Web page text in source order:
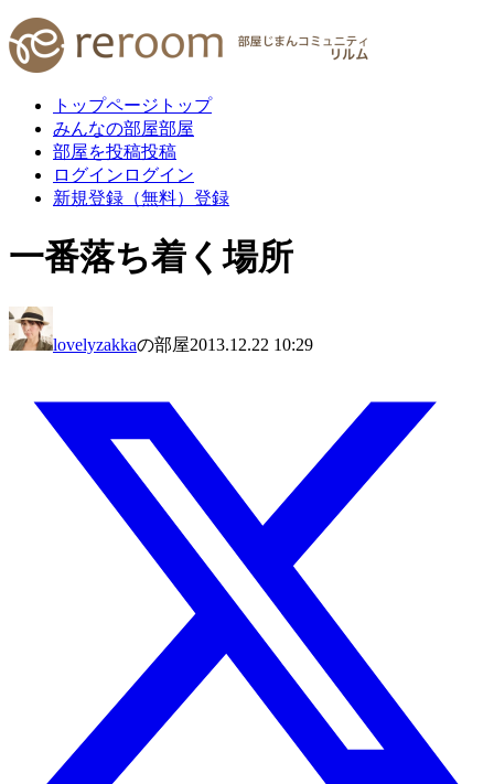
トップページ トップ
みんなの部屋部屋
部屋を投稿投稿
ログイン ログイン
新規登録（無料） 登録
一番落ち着く場所
lovelyzakkaの部屋2013.12.22 10:29